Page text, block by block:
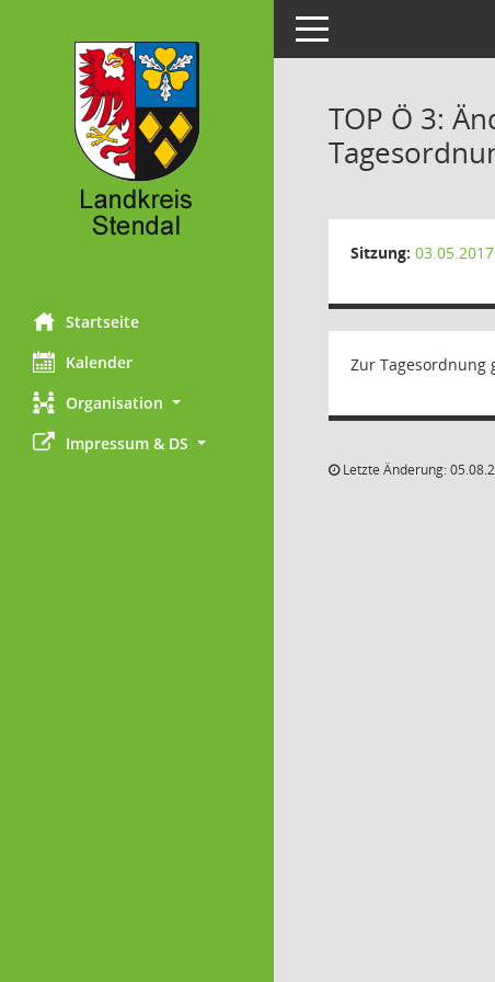
Startseite
Kalender
Organisation
Impressum & DS
Toggle navigation
TOP Ö 3:
Sitzung: 03.05.2017
Zur Tagesordnung
Letzte Änderung: